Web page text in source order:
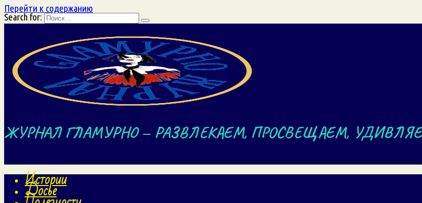
Перейти к содержанию
Search for:
ЖУРНАЛ ГЛАМУРНО — РАЗВЛЕКАЕМ, ПРОСВЕЩАЕМ,
Истории
Досье